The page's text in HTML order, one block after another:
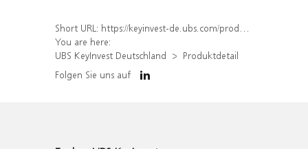
Short URL: https://keyinvest-de.ubs.com/produkt/detail/index/isin/DE000WA4FG93
You are here:
UBS KeyInvest Deutschland
Produktdetail
Folgen Sie uns auf